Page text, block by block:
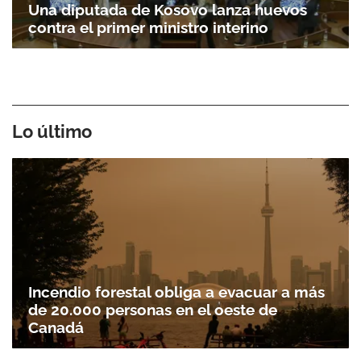
Una diputada de Kosovo lanza huevos
contra el primer ministro interino
Lo último
Incendio forestal obliga a evacuar a más
de 20.000 personas en el oeste de
Canadá